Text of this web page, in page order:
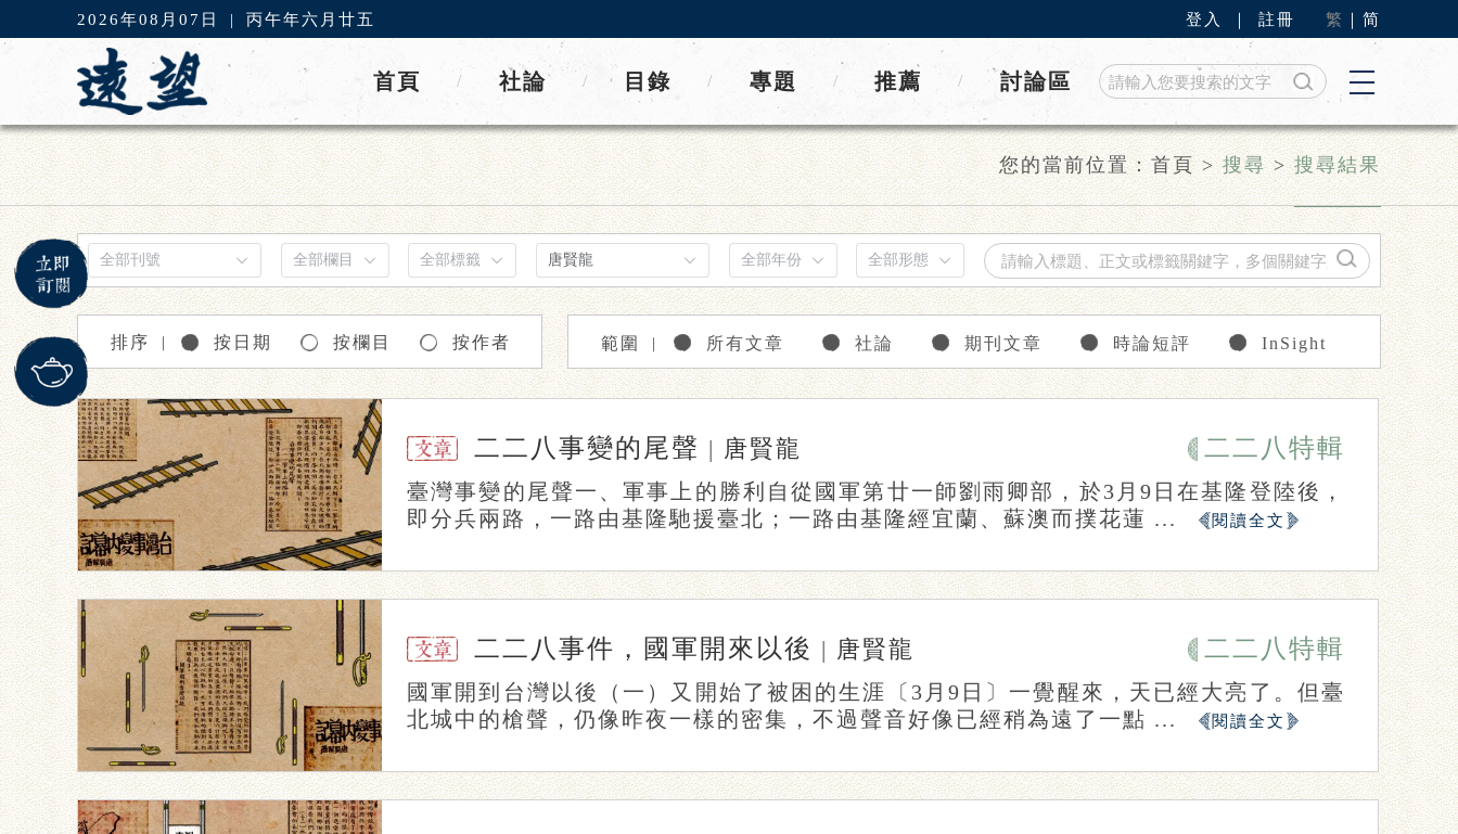
2026年08月07日 | 丙午年六月廿五 登入 註冊 繁 简
首頁 / 社論 / 目錄 / 專題 / 推薦 / 討論區
您的當前位置：首頁>搜尋>搜尋結果
排序 ｜ 按日期 按欄目 按作者 範圍 ｜ 所有文章 社論 期刊文章 時論短評 InSight
二二八事變的尾聲 | 唐賢龍 二二八特輯
臺灣事變的尾聲一、軍事上的勝利自從國軍第廿一師劉雨卿部，於3月9日在基隆登陸後，
即分兵兩路，一路由基隆馳援臺北；一路由基隆經宜蘭、蘇澳而撲花蓮 ...
閱讀全文
二二八事件，國軍開來以後 | 唐賢龍 二二八特輯
國軍開到台灣以後（一）又開始了被困的生涯〔3月9日〕一覺醒來，天已經大亮了。但臺
北城中的槍聲，仍像昨夜一樣的密集，不過聲音好像已經稍為遠了一點 ...
閱讀全文